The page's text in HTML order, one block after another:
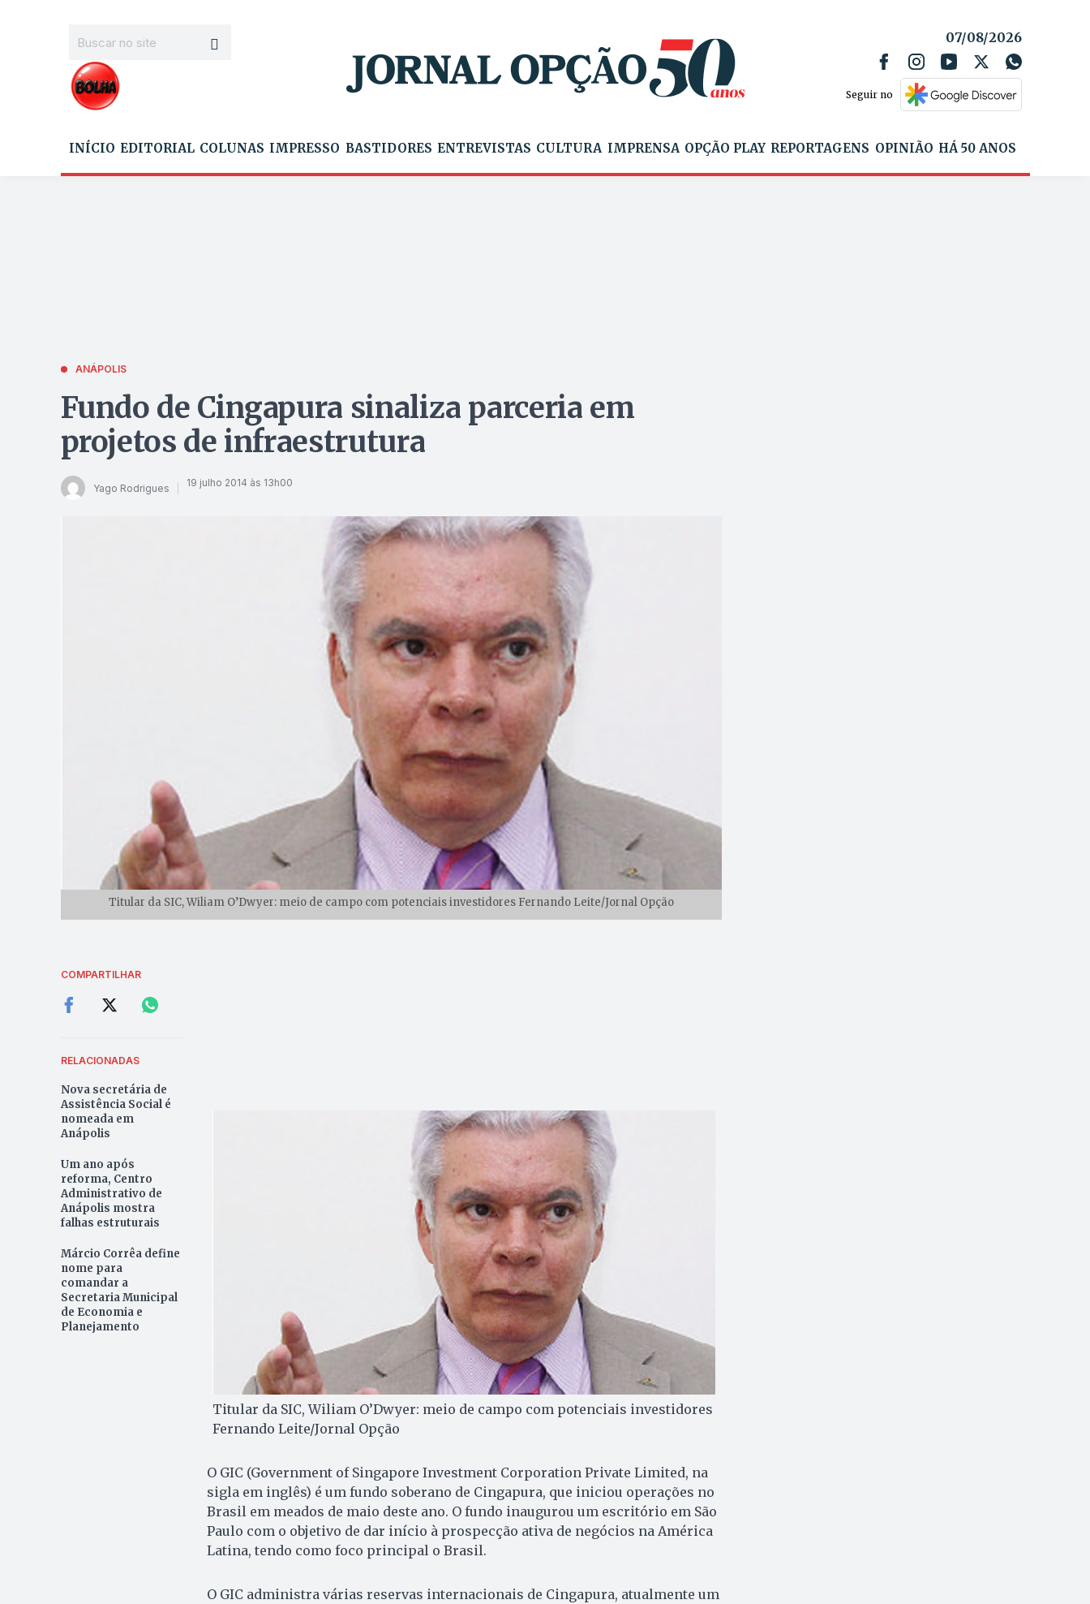
07/08/2026
Seguir no
INÍCIO EDITORIAL COLUNAS IMPRESSO BASTIDORES ENTREVISTAS CULTURA IMPRENSA OPÇÃO PLAY REPORTAGENS OPINIÃO HÁ 50 ANOS
ANÁPOLIS
Fundo de Cingapura sinaliza parceria em
projetos de infraestrutura
Yago Rodrigues 19 julho 2014 às 13h00
Titular da SIC, Wiliam O’Dwyer: meio de campo com potenciais investidores Fernando Leite/Jornal Opção
COMPARTILHAR
RELACIONADAS
Nova secretária de
Assistência Social é
nomeada em
Anápolis
Um ano após
reforma, Centro
Administrativo de
Anápolis mostra
falhas estruturais
Márcio Corrêa define
nome para
comandar a
Secretaria Municipal
de Economia e
Planejamento
Titular da SIC, Wiliam O’Dwyer: meio de campo com potenciais investidores
Fernando Leite/Jornal Opção
O GIC (Government of Singa­pore Investment Corporation Private Limited, na
sigla em inglês) é um fundo soberano de Cinga­pura, que iniciou operações no
Brasil em meados de maio deste ano. O fundo inaugurou um escritório em São
Paulo com o objetivo de dar início à prospecção ativa de negócios na América
Latina, tendo como foco principal o Brasil.
O GIC administra várias reservas internacionais de Cingapura, atualmente um